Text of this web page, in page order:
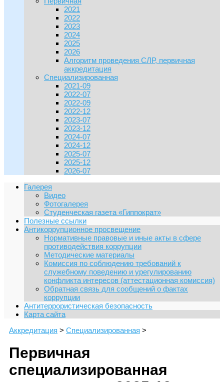
2021
2022
2023
2024
2025
2026
Алгоритм проведения СЛР, первичная
аккредитация
Специализированная
2021-09
2022-07
2022-09
2022-12
2023-07
2023-12
2024-07
2024-12
2025-07
2025-12
2026-07
Галерея
Видео
Фотогалерея
Студенческая газета «Гиппократ»
Полезные ссылки
Антикоррупционное просвещение
Нормативные правовые и иные акты в сфере
противодействия коррупции
Методические материалы
Комиссия по соблюдению требований к
служебному поведению и урегулированию
конфликта интересов (аттестационная комиссия)
Обратная связь для сообщений о фактах
коррупции
Антитеррористическая безопасность
Карта сайта
Аккредитация > Специализированная >
Первичная
специализированная